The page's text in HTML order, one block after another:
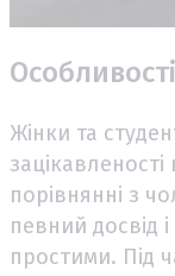
Жінки та
порівнянні з
певний досвід
простими. Під